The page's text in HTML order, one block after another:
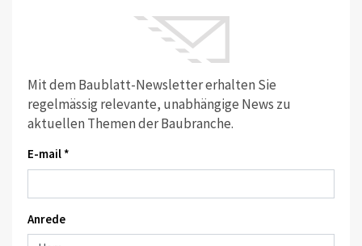
Mit dem Baublatt-Newsletter erhalten Sie
regelmässig relevante, unabhängige News zu
aktuellen Themen der Baubranche.
E-mail *
Anrede